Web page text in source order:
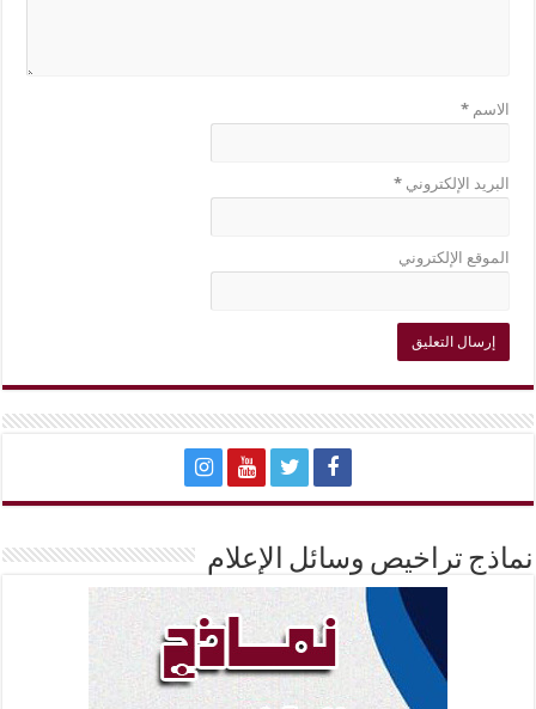
الاسم*
البريد الإلكتروني*
الموقع الإلكتروني
نماذج تراخيص وسائل الإعلام